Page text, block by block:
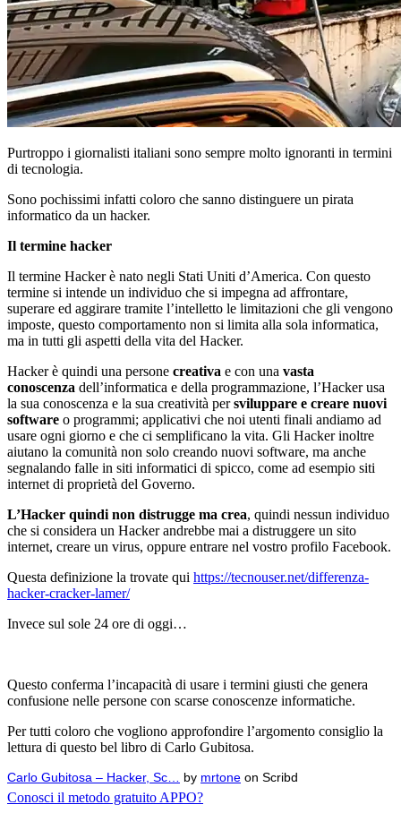
Purtroppo i giornalisti italiani sono sempre molto ignoranti in termini
di tecnologia.
Sono pochissimi infatti coloro che sanno distinguere un pirata
informatico da un hacker.
Il termine hacker
Il termine Hacker è nato negli Stati Uniti d’America. Con questo
termine si intende un individuo che si impegna ad affrontare,
superare ed aggirare tramite l’intelletto le limitazioni che gli vengono
imposte, questo comportamento non si limita alla sola informatica,
ma in tutti gli aspetti della vita del Hacker.
Hacker è quindi una persone creativa e con una vasta
conoscenza dell’informatica e della programmazione, l’Hacker usa
la sua conoscenza e la sua creatività persviluppare e creare nuovi
software o programmi; applicativi che noi utenti finali andiamo ad
usare ogni giorno e che ci semplificano la vita. Gli Hacker inoltre
aiutano la comunità non solo creando nuovi software, ma anche
segnalando falle in siti informatici di spicco, come ad esempio siti
internet di proprietà del Governo.
L’Hacker quindi non distrugge ma crea, quindi nessun individuo
che si considera un Hacker andrebbe mai a distruggere un sito
internet, creare un virus, oppure entrare nel vostro profilo Facebook.
Questa definizione la trovate qui https://tecnouser.net/differenza-
hacker-cracker-lamer/
Invece sul sole 24 ore di oggi…
Questo conferma l’incapacità di usare i termini giusti che genera
confusione nelle persone con scarse conoscenze informatiche.
Per tutti coloro che vogliono approfondire l’argomento consiglio la
lettura di questo bel libro di Carlo Gubitosa.
Carlo Gubitosa – Hacker, Sc… by mrtone on Scribd
Conosci il metodo gratuito APPO?